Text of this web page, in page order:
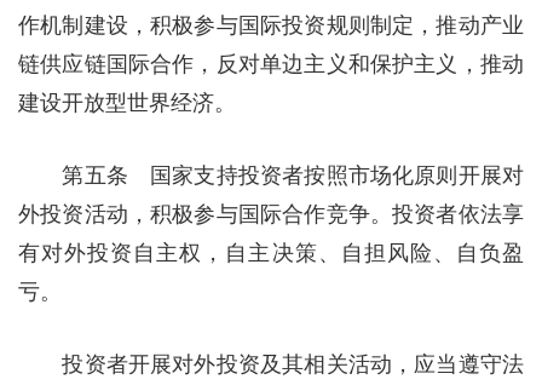
作机制建设，积极参与国际投资规则制定，推动产业
链供应链国际合作，反对单边主义和保护主义，推动
建设开放型世界经济。
第五条 国家支持投资者按照市场化原则开展对
外投资活动，积极参与国际合作竞争。投资者依法享
有对外投资自主权，自主决策、自担风险、自负盈
亏。
投资者开展对外投资及其相关活动，应当遵守法